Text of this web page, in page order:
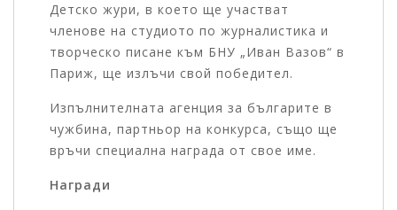
Детско жури, в което ще участват
членове на студиото по журналистика и
творческо писане към БНУ „Иван Вазов“ в
Париж, ще излъчи свой победител.
Изпълнителната агенция за българите в
чужбина, партньор на конкурса, също ще
връчи специална награда от свое име.
Награди